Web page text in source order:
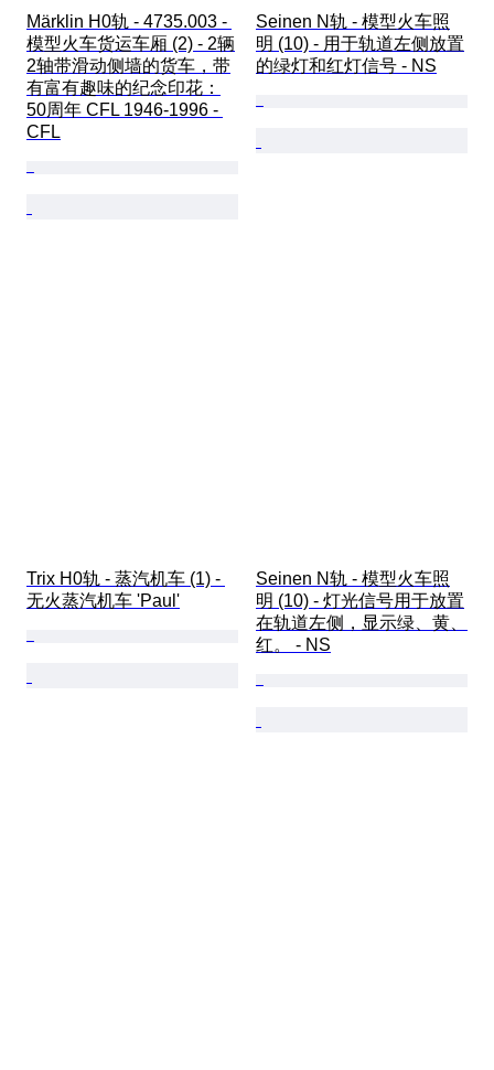
Märklin H0轨 - 4735.003 -
模型火车货运车厢 (2) - 2辆
2轴带滑动侧墙的货车，带
有富有趣味的纪念印花：
50周年 CFL 1946-1996 -
CFL
Seinen N轨 - 模型火车照
明 (10) - 用于轨道左侧放置
的绿灯和红灯信号 - NS
Trix H0轨 - 蒸汽机车 (1) -
无火蒸汽机车 'Paul'
Seinen N轨 - 模型火车照
明 (10) - 灯光信号用于放置
在轨道左侧，显示绿、黄、
红。 - NS